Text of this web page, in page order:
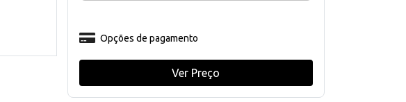
Opções de pagamento
Ver Preço